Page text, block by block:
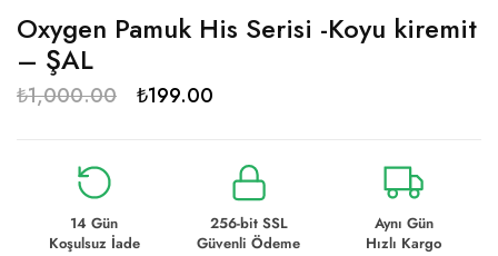
Oxygen Pamuk His Serisi -Koyu kiremit
– ŞAL
₺1,000.00 ₺199.00
14 Gün
Koşulsuz İade
256-bit SSL
Güvenli Ödeme
Aynı Gün
Hızlı Kargo